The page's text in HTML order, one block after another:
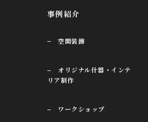
事例紹介
空間装飾
オリジナル什器・インテ
リア制作
ワークショップ